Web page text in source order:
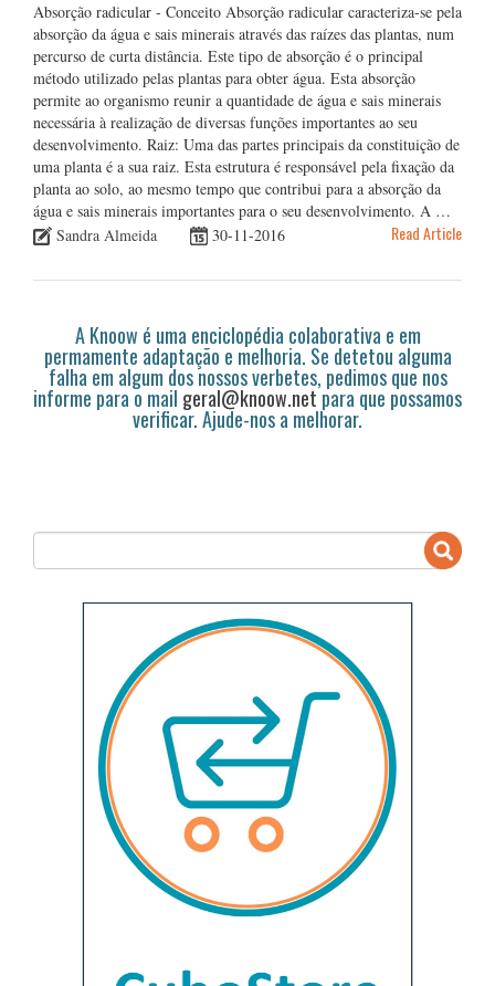
Absorção radicular - Conceito Absorção radicular caracteriza-se pela
absorção da água e sais minerais através das raízes das plantas, num
percurso de curta distância. Este tipo de absorção é o principal
método utilizado pelas plantas para obter água. Esta absorção
permite ao organismo reunir a quantidade de água e sais minerais
necessária à realização de diversas funções importantes ao seu
desenvolvimento. Raiz: Uma das partes principais da constituição de
uma planta é a sua raiz. Esta estrutura é responsável pela fixação da
planta ao solo, ao mesmo tempo que contribui para a absorção da
água e sais minerais importantes para o seu desenvolvimento. A …
Sandra Almeida
30-11-2016 Read Article
A Knoow é uma enciclopédia colaborativa e em
permamente adaptação e melhoria. Se detetou alguma
falha em algum dos nossos verbetes, pedimos que nos
informe para o mail geral@knoow.netpara que possamos
verificar. Ajude-nos a melhorar.